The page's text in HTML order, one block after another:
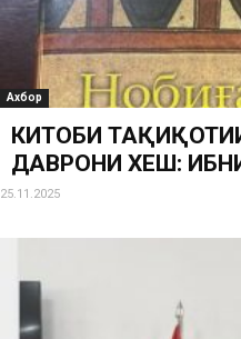
Ахбор
КИТОБИ
ДАВРОНИ ХЕШ:
25.11.2025